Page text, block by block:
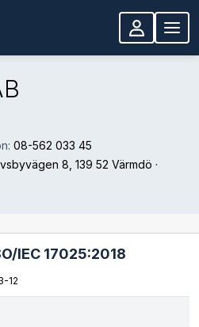
08-562 033 45
8 , 139 52 Värmdö ·
IEC 17025:2018
12